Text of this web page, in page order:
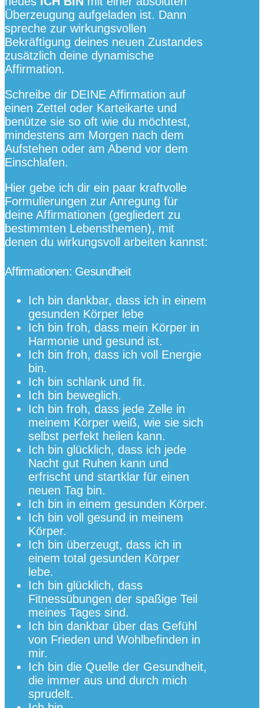
Überzeugung aufgeladen ist. Dann
spreche zur wirkungsvollen
Bekräftigung deines neuen Zustandes
zusätzlich deine dynamische
Affirmation.
Schreibe dir DEINE Affirmation auf
einen Zettel oder Karteikarte und
benütze sie so oft wie du möchtest,
mindestens am Morgen nach dem
Aufstehen oder am Abend vor dem
Einschlafen.
Hier gebe ich dir ein paar kraftvolle
Formulierungen zur Anregung für
deine Affirmationen (gegliedert zu
bestimmten Lebensthemen), mit
denen du wirkungsvoll arbeiten kannst:
Affirmationen: Gesundheit
Ich bin dankbar, dass ich in einem
gesunden Körper lebe
Ich bin froh, dass mein Körper in
Harmonie und gesund ist.
Ich bin froh, dass ich voll Energie
bin.
Ich bin schlank und fit.
Ich bin beweglich.
Ich bin froh, dass jede Zelle in
meinem Körper weiß, wie sie sich
selbst perfekt heilen kann.
Ich bin glücklich, dass ich jede
Nacht gut Ruhen kann und
erfrischt und startklar für einen
neuen Tag bin.
Ich bin in einem gesunden Körper.
Ich bin voll gesund in meinem
Körper.
Ich bin überzeugt, dass ich in
einem total gesunden Körper
lebe.
Ich bin glücklich, dass
Fitnessübungen der spaßige Teil
meines Tages sind.
Ich bin dankbar über das Gefühl
von Frieden und Wohlbefinden in
mir.
Ich bin die Quelle der Gesundheit,
die immer aus und durch mich
sprudelt.